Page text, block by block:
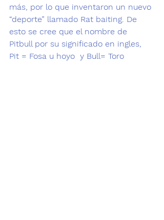
más, por lo que inventaron un nuevo
“deporte” llamado Rat baiting. De
esto se cree que el nombre de
Pitbull por su significado en ingles,
Pit = Fosa u hoyo  y Bull= Toro